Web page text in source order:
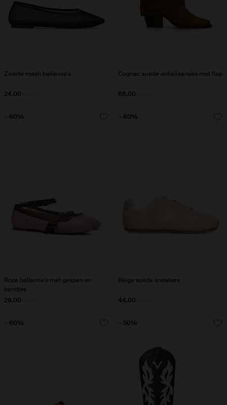
Zwarte mesh ballerina's
24.00
Cognac suède enkellaarsjes met flap
88.00
Roze ballerina's met gespen en
bandjes
28.00
- 60%
Beige suède sneakers
44.00
- 60%
- 60% - 50%